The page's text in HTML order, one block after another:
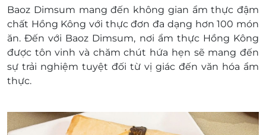
Baoz Dimsum mang đến không gian ẩm thực đậm
chất Hồng Kông với thực đơn đa dạng hơn 100 món
ăn. Đến với Baoz Dimsum, nơi ẩm thực Hồng Kông
được tôn vinh và chăm chút hứa hẹn sẽ mang đến
sự trải nghiệm tuyệt đối từ vị giác đến văn hóa ẩm
thực.